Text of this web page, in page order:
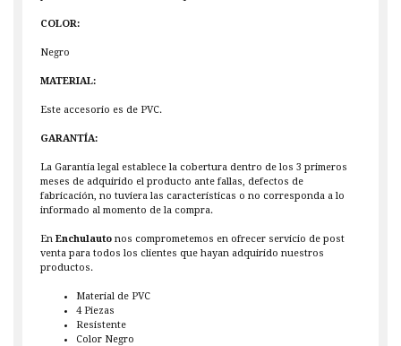
COLOR:
Negro
MATERIAL:
Este accesorio es de PVC.
GARANTÍA:
La Garantía legal establece la cobertura dentro de los 3 primeros
meses de adquirido el producto ante fallas, defectos de
fabricación, no tuviera las características o no corresponda a lo
informado al momento de la compra.
En Enchulauto nos comprometemos en ofrecer servicio de post
venta para todos los clientes que hayan adquirido nuestros
productos.
Material de PVC
4 Piezas
Resistente
Color Negro